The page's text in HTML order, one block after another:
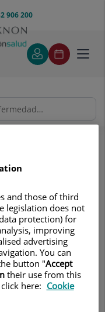
906 200
and those of third
legislation does not
protection) for
improving
advertising
You can
button "Accept
their use from this
here: Cookie